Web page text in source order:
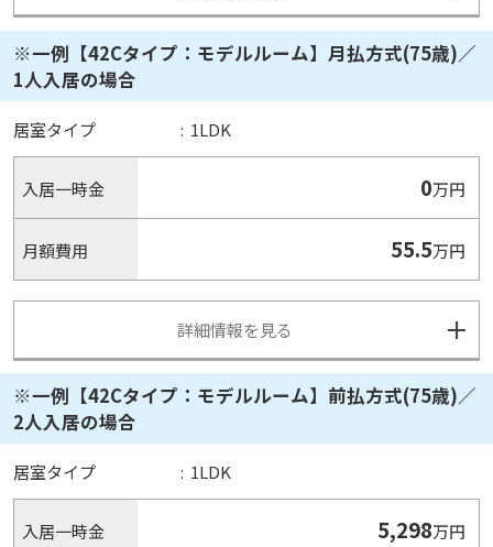
※一例【42Cタイプ：モデルルーム】月払方式(75歳)／
1人入居の場合
居室タイプ : 1LDK
入居一時金 0万円
月額費用 55.5万円
詳細情報を見る
※一例【42Cタイプ：モデルルーム】前払方式(75歳)／
2人入居の場合
居室タイプ : 1LDK
入居一時金 5,298万円